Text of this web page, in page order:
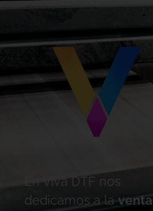
En Viva DTF nos
dedicamos a la venta